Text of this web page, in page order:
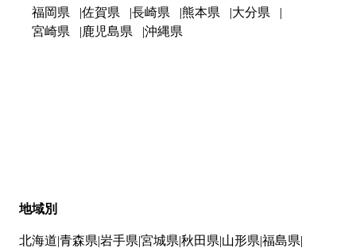
福岡県 佐賀県 長崎県 熊本県
大分県
宮崎県
鹿児島県 沖縄県
地域別
北海道 青森県 岩手県 宮城県 秋田県 山形県 福島県